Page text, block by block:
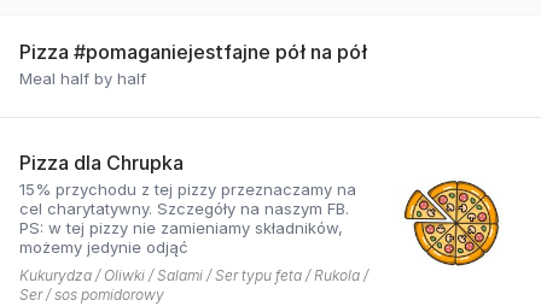
Pizza #pomaganiejestfajne pół na pół
Meal half by half
Pizza dla Chrupka
15% przychodu z tej pizzy przeznaczamy na
cel charytatywny. Szczegóły na naszym FB.
PS: w tej pizzy nie zamieniamy składników,
możemy jedynie odjąć
Kukurydza / Oliwki / Salami / Ser typu feta / Rukola /
Ser / sos pomidorowy